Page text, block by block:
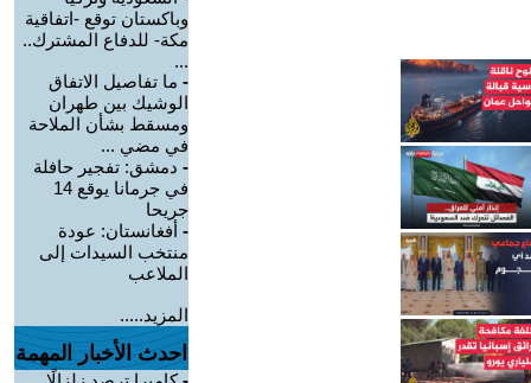
وباكستان توقع -اتفاقية
مكة- للدفاع المشترك..
...
- ما تفاصيل الاتفاق
الوشيك بين طهران
ومسقط بشأن الملاحة
في مضي ...
- دمشق: تفجير حافلة
في جرمانا يوقع 14
جريحا
- أفغانستان: عودة
منتخب السيدات إلى
الملاعب
المزيد.....
احدث الأخبار المهمة